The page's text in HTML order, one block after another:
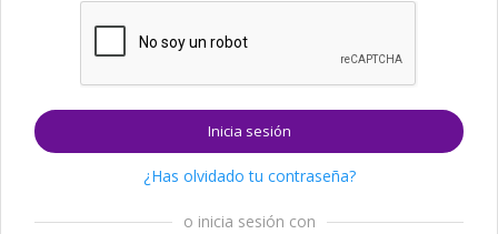
Inicia sesión
¿Has olvidado tu contraseña?
o inicia sesión con